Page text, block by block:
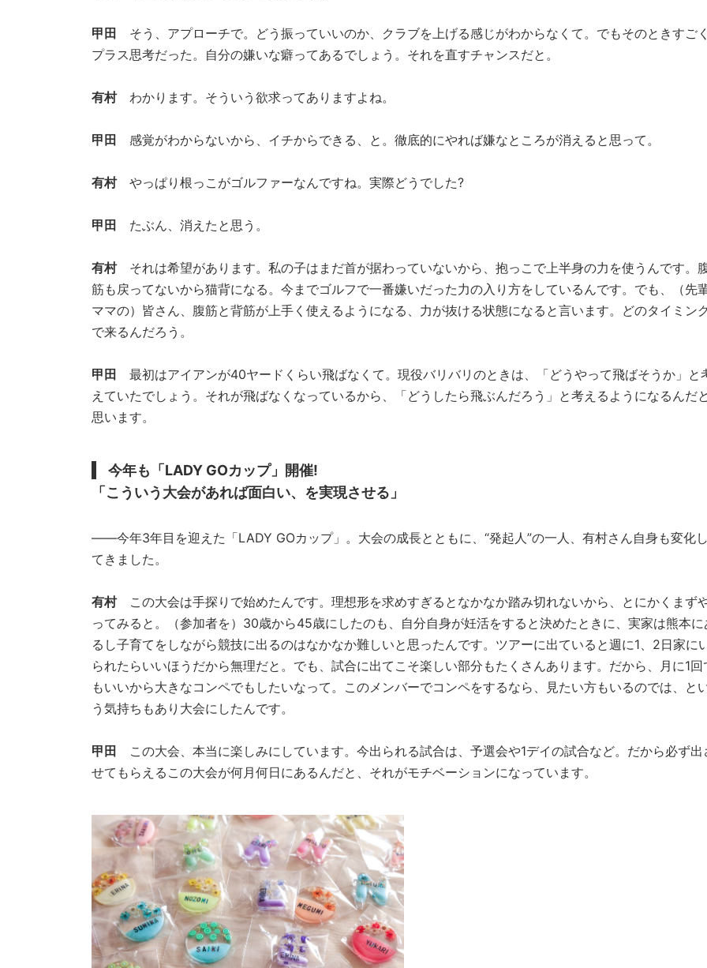
甲田
そう、アプローチで。どう振っていいのか、クラブを上げる感じがわからなくて。でもそのときすご
プラス思考だった。自分の嫌いな癖ってあるでしょう。それを直すチャンスだと。
有村わかります。そういう欲求ってありますよね。
甲田 感覚がわからないから、イチからできる、と。徹底的にやれば嫌なところが消えると思って。
有村 やっぱり根っこがゴルファーなんですね。実際どうでした?
甲田 たぶん、消えたと思う。
有村それは希望があります。私の子はまだ首が据わっていないから、抱っこで上半身の力を使うんです。
筋も戻ってないから猫背になる。今までゴルフで一番嫌いだった力の入り方をしているんです。でも、（先
ママの）皆さん、腹筋と背筋が上手く使えるようになる、力が抜ける状態になると言います。どのタイミン
で来るんだろう。
甲田 最初はアイアンが40ヤードくらい飛ばなくて。現役バリバリのときは、「どうやって飛ばそうか」と
えていたでしょう。それが飛ばなくなっているから、「どうしたら飛ぶんだろう」と考えるようになるんだ
思います。
今年も「LADY GOカップ」開催!
「こういう大会があれば面白い、を実現させる」
――今年3年目を迎えた「LADY GOカップ」。大会の成長とともに、“発起人”の一人、有村さん自身も変化
てきました。
有村この大会は手探りで始めたんです。理想形を求めすぎるとなかなか踏み切れないから、とにかくまず
ってみると。（参加者を）30歳から45歳にしたのも、自分自身が妊活をすると決めたときに、実家は熊本に
るし子育てをしながら競技に出るのはなかなか難しいと思ったんです。ツアーに出ていると週に1、2日家に
られたらいいほうだから無理だと。でも、試合に出てこそ楽しい部分もたくさんあります。だから、月に1回
もいいから大きなコンペでもしたいなって。このメンバーでコンペをするなら、見たい方もいるのでは、と
う気持ちもあり大会にしたんです。
甲田
この大会、本当に楽しみにしています。今出られる試合は、予選会や1デイの試合など。だから必ず出
せてもらえるこの大会が何月何日にあるんだと、それがモチベーションになっています。